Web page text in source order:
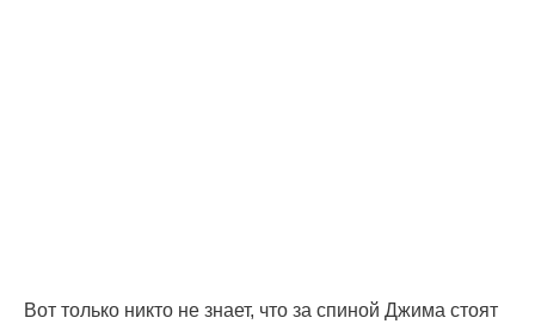
Вот только никто не знает, что за спиной Джима стоят